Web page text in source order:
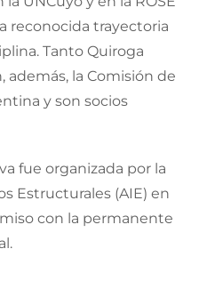
reconocida trayectoria
Tanto Quiroga
además, la Comisión de
y son socios
fue organizada por la
Estructurales (AIE) en
con la permanente